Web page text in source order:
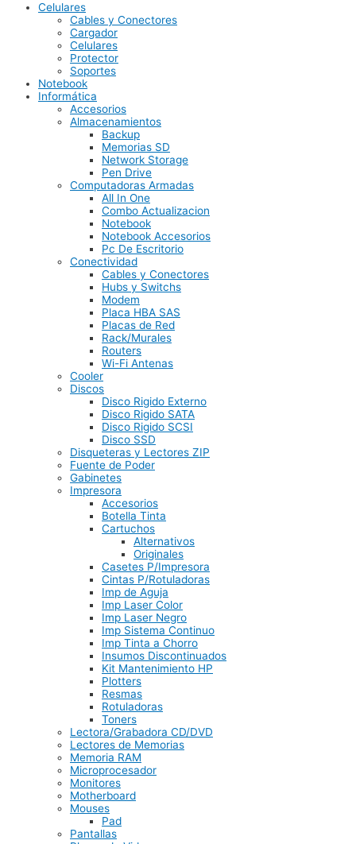
Celulares
Cables y Conectores
Cargador
Celulares
Protector
Soportes
Notebook
Informática
Accesorios
Almacenamientos
Backup
Memorias SD
Network Storage
Pen Drive
Computadoras Armadas
All In One
Combo Actualizacion
Notebook
Notebook Accesorios
Pc De Escritorio
Conectividad
Cables y Conectores
Hubs y Switchs
Modem
Placa HBA SAS
Placas de Red
Rack/Murales
Routers
Wi-Fi Antenas
Cooler
Discos
Disco Rigido Externo
Disco Rigido SATA
Disco Rigido SCSI
Disco SSD
Disqueteras y Lectores ZIP
Fuente de Poder
Gabinetes
Impresora
Accesorios
Botella Tinta
Cartuchos
Alternativos
Originales
Casetes P/Impresora
Cintas P/Rotuladoras
Imp de Aguja
Imp Laser Color
Imp Laser Negro
Imp Sistema Continuo
Imp Tinta a Chorro
Insumos Discontinuados
Kit Mantenimiento HP
Plotters
Resmas
Rotuladoras
Toners
Lectora/Grabadora CD/DVD
Lectores de Memorias
Memoria RAM
Microprocesador
Monitores
Motherboard
Mouses
Pad
Pantallas